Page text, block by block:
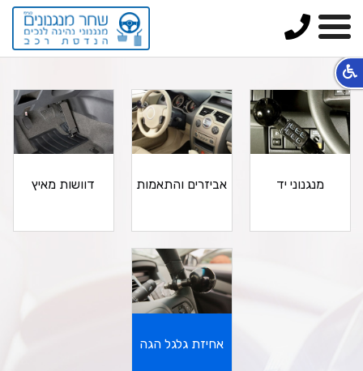
תפריט
מנגנוני יד אביזרים והתאמות דוושות מאיץ
אחיזת גלגל הגה